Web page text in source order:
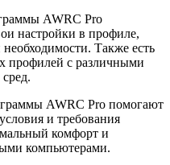
AWRC Pro
настройки в профиле,
Также есть
профилей с различными
AWRC Pro помогают
и требования
комфорт и
компьютерами.